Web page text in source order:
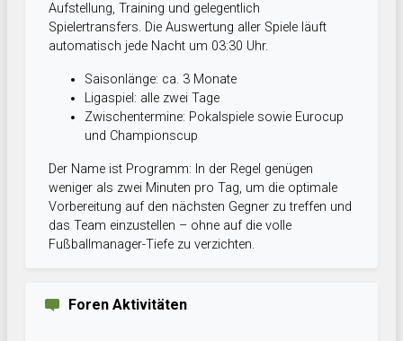
Aufstellung, Training und gelegentlich
Spielertransfers. Die Auswertung aller Spiele läuft
automatisch jede Nacht um 03:30 Uhr.
Saisonlänge: ca. 3 Monate
Ligaspiel: alle zwei Tage
Zwischentermine: Pokalspiele sowie Eurocup
und Championscup
Der Name ist Programm: In der Regel genügen
weniger als zwei Minuten pro Tag, um die optimale
Vorbereitung auf den nächsten Gegner zu treffen und
das Team einzustellen – ohne auf die volle
Fußballmanager-Tiefe zu verzichten.
Foren Aktivitäten